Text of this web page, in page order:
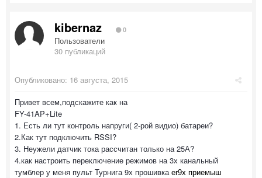
kibernaz 0
Пользователи
30 публикаций
Опубликовано: 16 августа, 2015
Привет всем,подскажите как на
FY-41AP+Lite
1. Есть ли тут контроль напруги( 2-рой видио) батареи?
2.Как тут подключить RSSI?
3. Неужели датчик тока рассчитан только на 25А?
4.как настроить переключение режимов на 3х канальный
тумблер у меня пульт Турнига 9х прошивка er9x приемыш